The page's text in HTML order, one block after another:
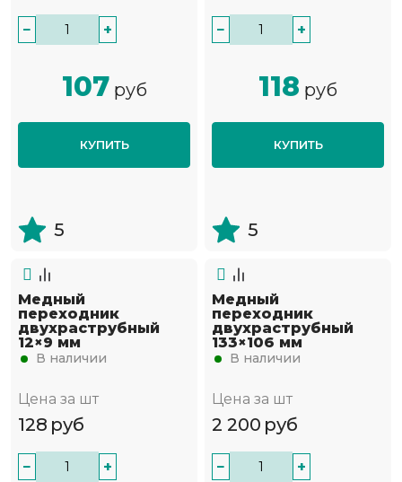
− +
107 руб
КУПИТЬ
5
− +
118 руб
КУПИТЬ
5
Медный
переходник
двухраструбный
12×9 мм
В наличии
Цена за шт
128 руб
− +
Медный
переходник
двухраструбный
133×106 мм
В наличии
Цена за шт
2 200 руб
− +